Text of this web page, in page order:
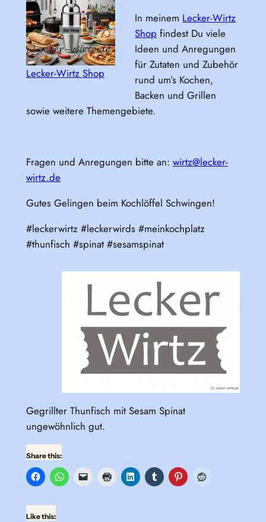
Lecker-Wirtz Shop
In meinem Lecker-Wirtz
Shop findest Du viele
Ideen und Anregungen
für Zutaten und Zubehör
rund um’s Kochen,
Backen und Grillen
sowie weitere Themengebiete.
Fragen und Anregungen bitte an: wirtz@lecker-
wirtz.de
Gutes Gelingen beim Kochlöffel Schwingen!
#leckerwirtz #leckerwirds #meinkochplatz
#thunfisch #spinat #sesamspinat
Gegrillter Thunfisch mit Sesam Spinat
ungewöhnlich gut.
Share this:
Like this: